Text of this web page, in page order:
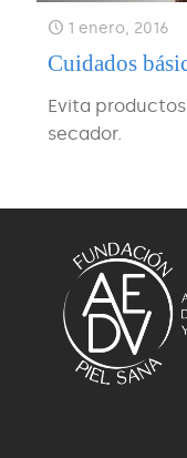
1 enero, 2016
Cuidados
Evita
secador.